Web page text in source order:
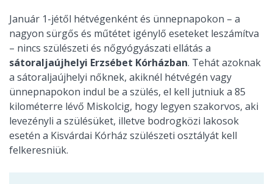
Január 1-jétől hétvégenként és ünnepnapokon – a
nagyon sürgős és műtétet igénylő eseteket leszámítva
– nincs szülészeti és nőgyógyászati ellátás a
sátoraljaújhelyi Erzsébet Kórházban. Tehát azoknak
a sátoraljaújhelyi nőknek, akiknél hétvégén vagy
ünnepnapokon indul be a szülés, el kell jutniuk a 85
kilométerre lévő Miskolcig, hogy legyen szakorvos, aki
levezényli a szülésüket, illetve bodrogközi lakosok
esetén a Kisvárdai Kórház szülészeti osztályát kell
felkeresniük.